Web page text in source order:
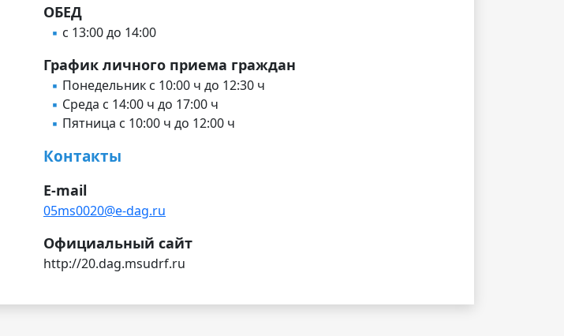
ОБЕД
с 13:00 до 14:00
График личного приема граждан
Понедельник с 10:00 ч до 12:30 ч
Среда с 14:00 ч до 17:00 ч
Пятница с 10:00 ч до 12:00 ч
Контакты
E-mail
05ms0020@e-dag.ru
Официальный сайт
http://20.dag.msudrf.ru